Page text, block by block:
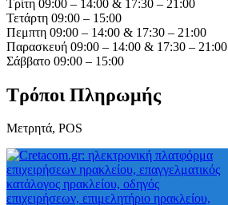
Τρίτη 09:00 – 14:00 & 17:30 – 21:00
Τετάρτη 09:00 – 15:00
Πεμπτη 09:00 – 14:00 & 17:30 – 21:00
Παρασκευή 09:00 – 14:00 & 17:30 – 21:00
Σάββατο 09:00 – 15:00
Τρόποι Πληρωμής
Μετρητά, POS